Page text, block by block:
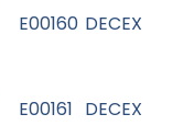
E00160 DECEX
E00161 DECEX